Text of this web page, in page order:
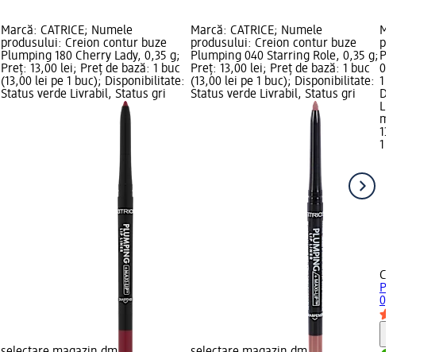
Marcă: CATRICE; Numele
produsului: Creion contur buze
Plumping 180 Cherry Lady, 0,35 g;
Preț: 13,00 lei; Preț de bază: 1 buc
(13,00 lei pe 1 buc); Disponibilitate:
Status verde Livrabil, Status gri
Marcă: CATRICE; Numele
produsului: Creion contur buze
Plumping 040 Starring Role, 0,35 g;
Preț: 13,00 lei; Preț de bază: 1 buc
(13,00 lei pe 1 buc); Disponibilitate:
Status verde Livrabil, Status gri
Marcă:
produsului:
Plumping
0,35 g;
1 buc
Livrabil,
magazin
13,00 lei
1 buc
CATRICE
Plumping
0,35 g